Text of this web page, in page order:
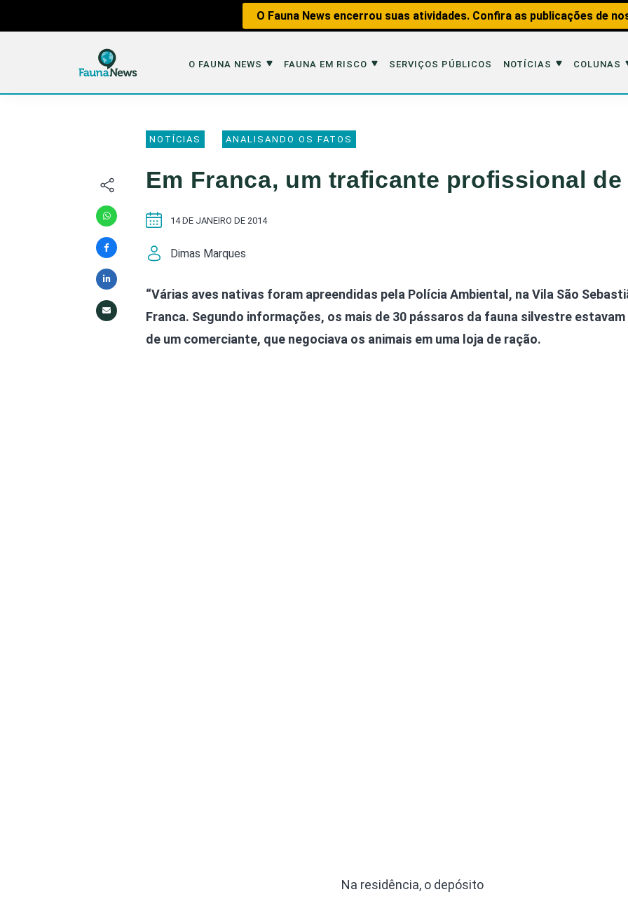
O Fauna News encerrou suas atividades. Confira as publicações de
O FAUNA NEWS FAUNA EM RISCO SERVIÇOS PÚBLICOS NOTÍCIAS COLUNAS
O Fauna News
Equipe
Parceiros
Republique
Publique no Fauna
Contato/Mídia Kit
Fauna em Risco
Caça Analisando os Fatos Educação
Observação
Olha o Bicho!
NOTÍCIAS ANALISANDO OS FATOS
Em Franca, um traficante profissional de
Dimas Marques
14 DE JANEIRO DE 2014
“Várias aves nativas foram apreendidas pela Polícia Ambiental, na Vila São
Franca. Segundo informações, os mais de 30 pássaros da fauna silvestre estavam
de um comerciante, que negociava os animais em uma loja de ração.
Na residência, o depósito